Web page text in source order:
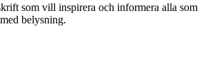
som vill inspirera och informera alla som
belysning.